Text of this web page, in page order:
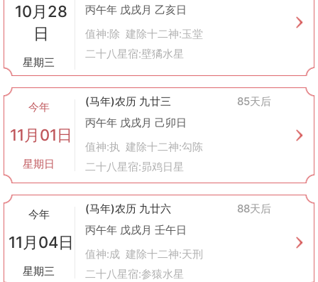
10月28
日
星期三
丙午年 戊戌月 乙亥日
值神:除 建除十二神:玉堂
二十八星宿:壁獝水星
今年
11月01日
星期日
(马年)农历 九廿三
85天后
丙午年 戊戌月 己卯日
值神:执 建除十二神:勾陈
二十八星宿:昴鸡日星
今年
11月04日
星期三
(马年)农历 九廿六
88天后
丙午年 戊戌月 壬午日
值神:成 建除十二神:天刑
二十八星宿:参猿水星